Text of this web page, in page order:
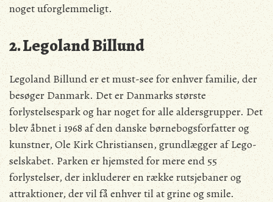
noget uforglemmeligt.
2. Legoland Billund
Legoland Billund er et must-see for enhver familie, der
besøger Danmark. Det er Danmarks største
forlystelsespark og har noget for alle aldersgrupper. Det
blev åbnet i 1968 af den danske børnebogsforfatter og
kunstner, Ole Kirk Christiansen, grundlægger af Lego-
selskabet. Parken er hjemsted for mere end 55
forlystelser, der inkluderer en række rutsjebaner og
attraktioner, der vil få enhver til at grine og smile.